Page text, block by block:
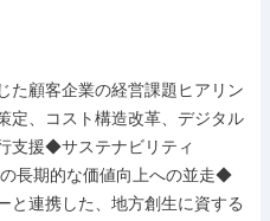
顧客企業の経営課題ヒアリン
定、コスト構造改革、デジタル
支援◆サステナビリティ
の長期的な価値向上への並走◆
と連携した、地方創生に資する